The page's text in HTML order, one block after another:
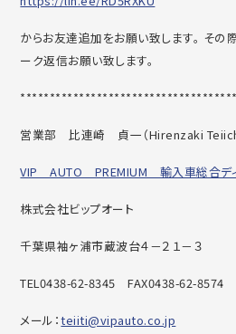
からお友達追加をお願い致します。 その
ーク返信お願い致します。
******************************
営業部 比連崎 貞一（Hirenzaki
VIP AUTO PREMIUM 輸入車総合デ
株式会社ビップオート
千葉県袖ヶ浦市蔵波台４－２１－３
TEL0438-62-8345 FAX0438-62-8574
メール：teiiti@vipauto.co.jp